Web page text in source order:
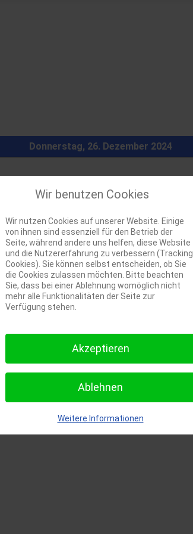
Donnerstag, 26. Dezember 2024
Wir benutzen Cookies
Wir nutzen Cookies auf unserer Website. Einige
von ihnen sind essenziell für den Betrieb der
Seite, während andere uns helfen, diese Website
und die Nutzererfahrung zu verbessern (Tracking
Cookies). Sie können selbst entscheiden, ob Sie
die Cookies zulassen möchten. Bitte beachten
Sie, dass bei einer Ablehnung womöglich nicht
mehr alle Funktionalitäten der Seite zur
Verfügung stehen.
Akzeptieren
Ablehnen
Weitere Informationen